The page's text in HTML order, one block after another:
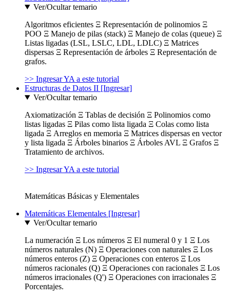
Ver/Ocultar temario
Algoritmos eficientes Ξ Representación de polinomios Ξ
POO Ξ Manejo de pilas (stack) Ξ Manejo de colas (queue) Ξ
Listas ligadas (LSL, LSLC, LDL, LDLC) Ξ Matrices
dispersas Ξ Representación de árboles Ξ Representación de
grafos.
>> Ingresar YA a este tutorial
Estructuras de Datos II [Ingresar]
Ver/Ocultar temario
Axiomatización Ξ Tablas de decisión Ξ Polinomios como
listas ligadas Ξ Pilas como lista ligada Ξ Colas como lista
ligada Ξ Arreglos en memoria Ξ Matrices dispersas en vector
y lista ligada Ξ Árboles binarios Ξ Árboles AVL Ξ Grafos Ξ
Tratamiento de archivos.
>> Ingresar YA a este tutorial
Matemáticas Básicas y Elementales
Matemáticas Elementales [Ingresar]
Ver/Ocultar temario
La numeración Ξ Los números Ξ El numeral 0 y 1 Ξ Los
números naturales (N) Ξ Operaciones con naturales Ξ Los
números enteros (Z) Ξ Operaciones con enteros Ξ Los
números racionales (Q) Ξ Operaciones con racionales Ξ Los
números irracionales (Q') Ξ Operaciones con irracionales Ξ
Porcentajes.